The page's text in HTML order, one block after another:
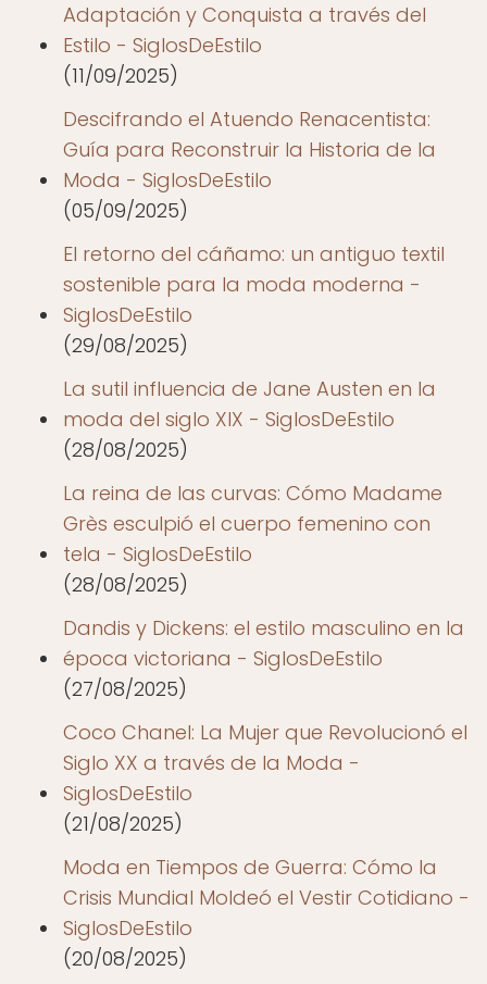
Adaptación y Conquista a través del
Estilo - SiglosDeEstilo
(11/09/2025)
Descifrando el Atuendo Renacentista:
Guía para Reconstruir la Historia de la
Moda - SiglosDeEstilo
(05/09/2025)
El retorno del cáñamo: un antiguo textil
sostenible para la moda moderna -
SiglosDeEstilo
(29/08/2025)
La sutil influencia de Jane Austen en la
moda del siglo XIX - SiglosDeEstilo
(28/08/2025)
La reina de las curvas: Cómo Madame
Grès esculpió el cuerpo femenino con
tela - SiglosDeEstilo
(28/08/2025)
Dandis y Dickens: el estilo masculino en la
época victoriana - SiglosDeEstilo
(27/08/2025)
Coco Chanel: La Mujer que Revolucionó el
Siglo XX a través de la Moda -
SiglosDeEstilo
(21/08/2025)
Moda en Tiempos de Guerra: Cómo la
Crisis Mundial Moldeó el Vestir Cotidiano -
SiglosDeEstilo
(20/08/2025)